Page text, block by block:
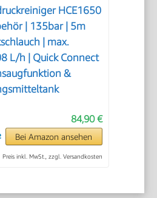
HCE1650
| 135bar | 5m
| max.
L/h | Quick Connect
&
84,90 €
Bei Amazon ansehen
Preis inkl. MwSt., zzgl. Versandkosten